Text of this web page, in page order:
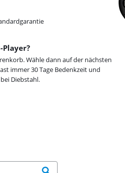
Wähle dann auf der nächsten
immer 30 Tage Bedenkzeit und
Diebstahl.